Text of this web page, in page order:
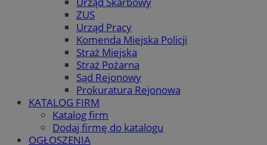
ZUS
Urząd Pracy
Komenda Miejska Policji
Straż Miejska
Straż Pożarna
Sąd Rejonowy
Prokuratura Rejonowa
KATALOG FIRM
Katalog firm
Dodaj firmę do katalogu
OGŁOSZENIA